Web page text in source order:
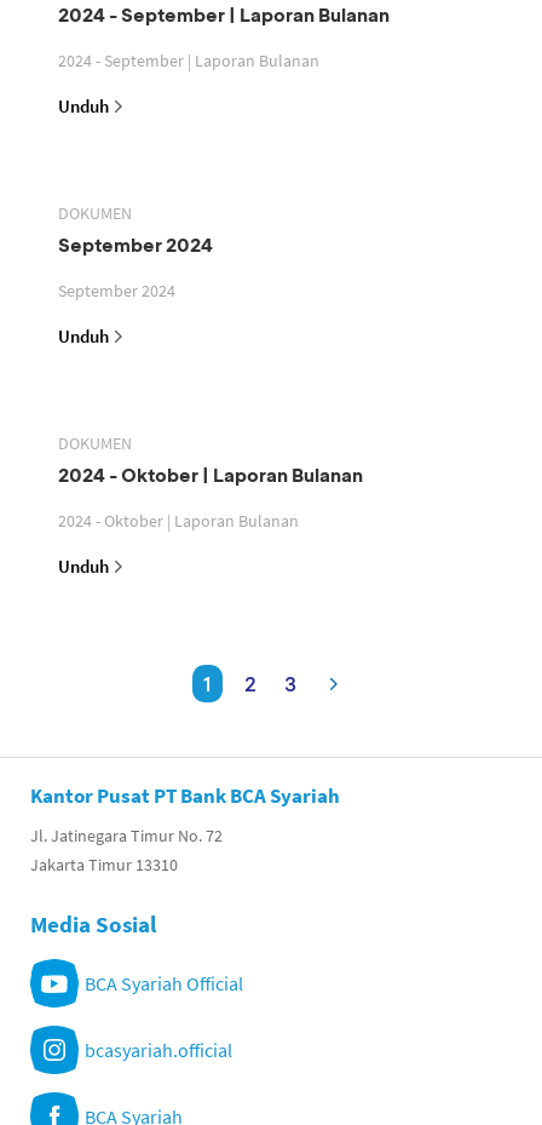
2024 - September | Laporan Bulanan
2024 - September | Laporan Bulanan
Unduh
DOKUMEN
September 2024
September 2024
Unduh
DOKUMEN
2024 - Oktober | Laporan Bulanan
2024 - Oktober | Laporan Bulanan
Unduh
1 2 3
Kantor Pusat PT Bank BCA Syariah
Jl. Jatinegara Timur No. 72
Jakarta Timur 13310
Media Sosial
BCA Syariah Official
bcasyariah.official
BCA Syariah